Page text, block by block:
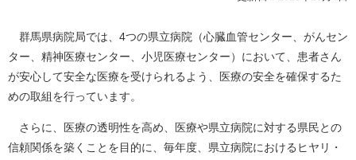
群馬県病院局では、4つの県立病院（心臓血管センター、がんセン
ター、精神医療センター、小児医療センター）において、患者さん
が安心して安全な医療を受けられるよう、医療の安全を確保するた
めの取組を行っています。
さらに、医療の透明性を高め、医療や県立病院に対する県民との
信頼関係を築くことを目的に、毎年度、県立病院におけるヒヤリ・